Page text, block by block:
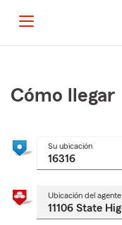
principal
Cómo llegar
Su ubicación
Ubicación del agente